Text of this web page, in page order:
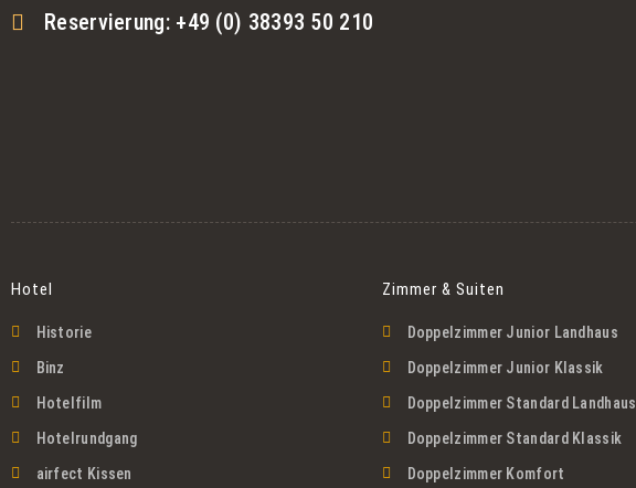
Reservierung: +49 (0) 38393 50 210
Hotel
Historie
Binz
Hotelfilm
Hotelrundgang
airfect Kissen
Zimmer & Suiten
Doppelzimmer Junior Landhaus
Doppelzimmer Junior Klassik
Doppelzimmer Standard Landhaus
Doppelzimmer Standard Klassik
Doppelzimmer Komfort